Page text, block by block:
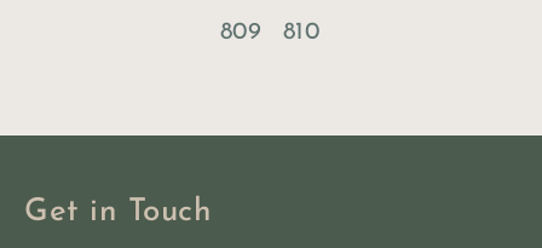
809 810
Get in Touch